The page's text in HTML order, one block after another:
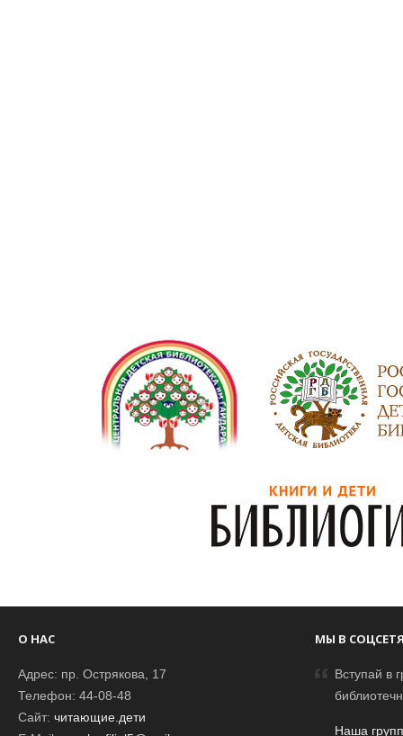
О НАС
Адрес: пр. Острякова, 17
Телефон: 44-08-48
Сайт: читающие.дети
МЫ В
Вступай в
Наша